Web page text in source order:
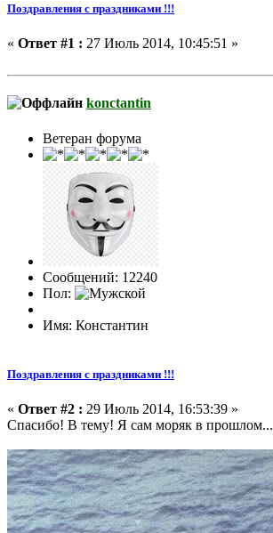
Поздравления с праздниками !!!
« Ответ #1 : 27 Июль 2014, 10:45:51 »
konctantin
Ветеран форума
Сообщений: 12240
Пол:
Имя: Константин
Поздравления с праздниками !!!
« Ответ #2 : 29 Июль 2014, 16:53:39 »
Спасибо! В тему! Я сам моряк в прошлом...